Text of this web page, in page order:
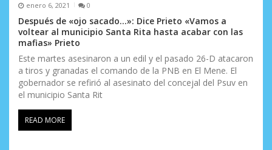
enero 6, 2021 0
Después de «ojo sacado…»: Dice Prieto «Vamos a
voltear al municipio Santa Rita hasta acabar con las
mafias» Prieto
Este martes asesinaron a un edil y el pasado 26-D atacaron
a tiros y granadas el comando de la PNB en El Mene. El
gobernador se refirió al asesinato del concejal del Psuv en
el municipio Santa Rit
READ MORE